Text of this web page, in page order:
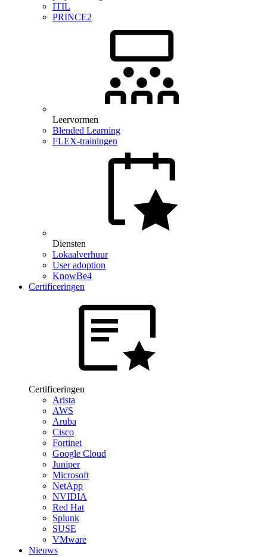
ITIL
PRINCE2
Leervormen
Blended Learning
FLEX-trainingen
Diensten
Lokaalverhuur
User adoption
KnowBe4
Certificeringen
Certificeringen
Arista
AWS
Aruba
Cisco
Fortinet
Google Cloud
Juniper
Microsoft
NetApp
NVIDIA
Red Hat
Splunk
SUSE
VMware
Nieuws